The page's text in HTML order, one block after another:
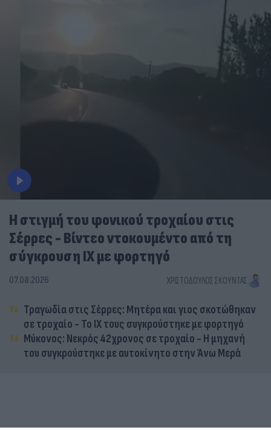
Η στιγμή του φονικού τροχαίου στις
Σέρρες - Βίντεο ντοκουμέντο από τη
σύγκρουση ΙΧ με φορτηγό
07.08.2026 ΧΡΙΣΤΌΔΟΥΛΟΣ ΣΚΟΎΝΤΑΣ
Τραγωδία στις Σέρρες: Μητέρα και γιος σκοτώθηκαν
σε τροχαίο - Το ΙΧ τους συγκρούστηκε με φορτηγό
Μύκονος: Νεκρός 42χρονος σε τροχαίο - Η μηχανή
του συγκρούστηκε με αυτοκίνητο στην Άνω Μερά